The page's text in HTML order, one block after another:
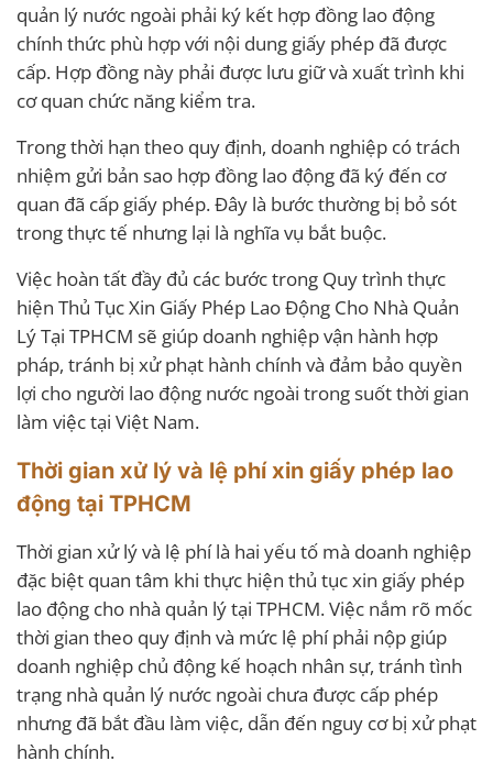
quản lý nước ngoài phải ký kết hợp đồng lao động
chính thức phù hợp với nội dung giấy phép đã được
cấp. Hợp đồng này phải được lưu giữ và xuất trình khi
cơ quan chức năng kiểm tra.
Trong thời hạn theo quy định, doanh nghiệp có trách
nhiệm gửi bản sao hợp đồng lao động đã ký đến cơ
quan đã cấp giấy phép. Đây là bước thường bị bỏ sót
trong thực tế nhưng lại là nghĩa vụ bắt buộc.
Việc hoàn tất đầy đủ các bước trong Quy trình thực
hiện Thủ Tục Xin Giấy Phép Lao Động Cho Nhà Quản
Lý Tại TPHCM sẽ giúp doanh nghiệp vận hành hợp
pháp, tránh bị xử phạt hành chính và đảm bảo quyền
lợi cho người lao động nước ngoài trong suốt thời gian
làm việc tại Việt Nam.
Thời gian xử lý và lệ phí xin giấy phép lao
động tại TPHCM
Thời gian xử lý và lệ phí là hai yếu tố mà doanh nghiệp
đặc biệt quan tâm khi thực hiện thủ tục xin giấy phép
lao động cho nhà quản lý tại TPHCM. Việc nắm rõ mốc
thời gian theo quy định và mức lệ phí phải nộp giúp
doanh nghiệp chủ động kế hoạch nhân sự, tránh tình
trạng nhà quản lý nước ngoài chưa được cấp phép
nhưng đã bắt đầu làm việc, dẫn đến nguy cơ bị xử phạt
hành chính.